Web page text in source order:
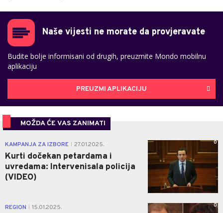
Naše vijesti ne morate da provjeravate
Budite bolje informisani od drugih, preuzmite Mondo mobilnu
aplikaciju
PREUZMI APLIKACIJU
MOŽDA ĆE VAS ZANIMATI
KAMPANJA ZA IZBORE 27.01.2025.
Kurti dočekan petardama i
uvredama: Intervenisala policija
(VIDEO)
0
REGION 15.01.2025. 0